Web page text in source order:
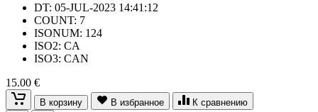
DT: 05-JUL-2023 14:41:12
COUNT: 7
ISONUM: 124
ISO2: CA
ISO3: CAN
15.00 €
В корзину В избранное К сравнению